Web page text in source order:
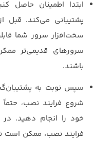
سرورهای قدیمی‌تر
باشند.
سپس نوبت به
خود را انجام دهید.